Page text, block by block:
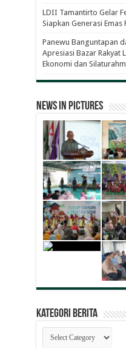
LDII Tamantirto Gelar
Siapkan Generasi
Panewu Banguntapan
Apresiasi Bazar Rakyat
Ekonomi dan
News in Pictures
Kategori Berita
Kategori
Berita